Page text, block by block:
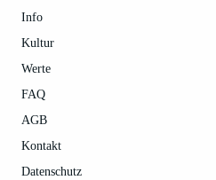
Info
Kultur
Werte
FAQ
AGB
Kontakt
Datenschutz